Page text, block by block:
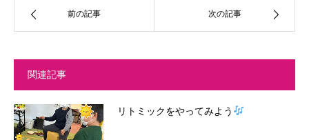
前の記事 次の記事
関連記事
リトミックをやってみよう